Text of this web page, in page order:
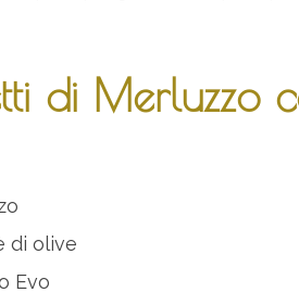
di Merluzzo
di olive
Evo